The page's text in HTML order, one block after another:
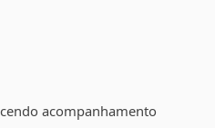
acompanhamento